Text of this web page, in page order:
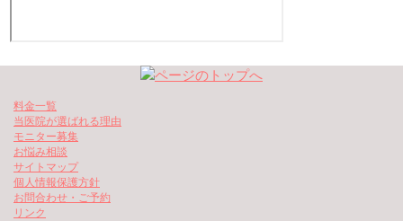
料金一覧
当医院が選ばれる理由
モニター募集
お悩み相談
サイトマップ
個人情報保護方針
お問合わせ・ご予約
リンク